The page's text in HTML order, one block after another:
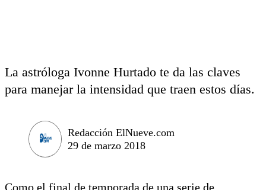
La astróloga Ivonne Hurtado te da las claves
para manejar la intensidad que traen estos días.
Redacción ElNueve.com
29 de marzo 2018
Como el final de temporada de una serie de